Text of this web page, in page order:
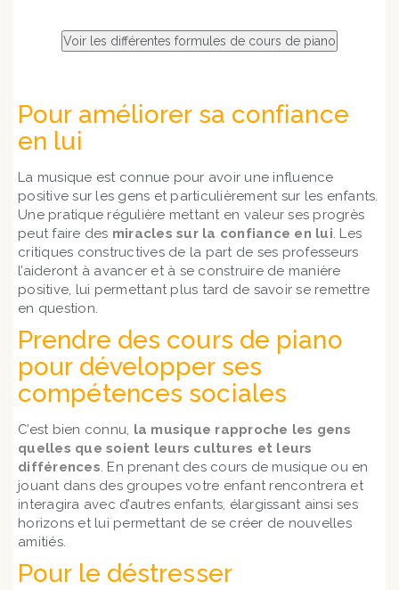
Pour améliorer sa confiance
en lui
La musique est connue pour avoir une influence
positive sur les gens et particulièrement sur les enfants.
Une pratique régulière mettant en valeur ses progrès
peut faire des miracles sur la confiance en lui. Les
critiques constructives de la part de ses professeurs
l’aideront à avancer et à se construire de manière
positive, lui permettant plus tard de savoir se remettre
en question.
Prendre des cours de piano
pour développer ses
compétences sociales
C’est bien connu, la musique rapproche les gens
quelles que soient leurs cultures et leurs
différences. En prenant des cours de musique ou en
jouant dans des groupes votre enfant rencontrera et
interagira avec d’autres enfants, élargissant ainsi ses
horizons et lui permettant de se créer de nouvelles
amitiés.
Pour le déstresser